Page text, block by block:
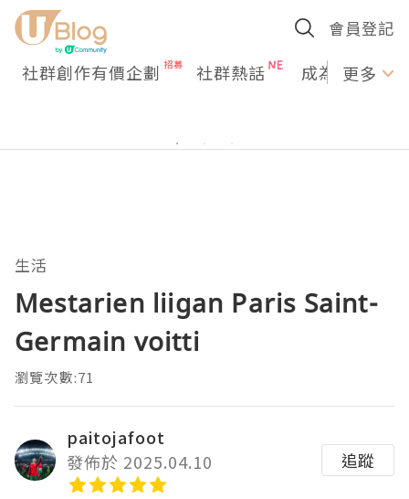
會員登記
社群創作有價企劃 社群熱話 成為U更多
生活
Mestarien liigan Paris Saint-
Germain voitti
瀏覽次數:71
paitojafoot
發佈於 2025.04.10
追蹤